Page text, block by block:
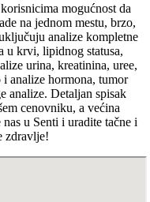
mogućnost da
na jednom mestu, brzo,
analize kompletne
u krvi, lipidnog statusa,
urina, kreatinina, uree,
analize hormona, tumor
analize. Detaljan spisak
cenovniku, a većina
u Senti i uradite tačne i
zdravlje!